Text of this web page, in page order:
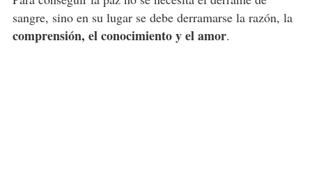
sangre, sino en su lugar se debe derramarse la razón, la
comprensión, el conocimiento y el amor.